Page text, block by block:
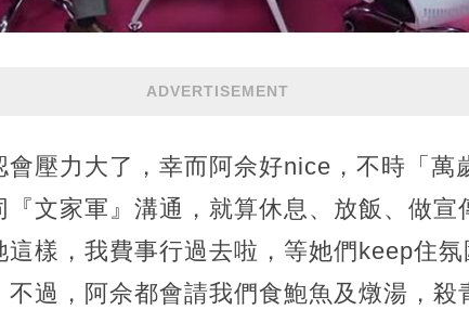
ADVERTISEMENT
會壓力大了，幸而阿佘好nice，不時「萬
文家軍』溝通，就算休息、放飯、做宣
這樣，我費事行過去啦，等她們keep住
過，阿佘都會請我們食鮑魚及燉湯，殺